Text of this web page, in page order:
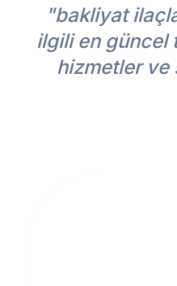
"bakliyat
ilgili en güncel
hizmetler ve